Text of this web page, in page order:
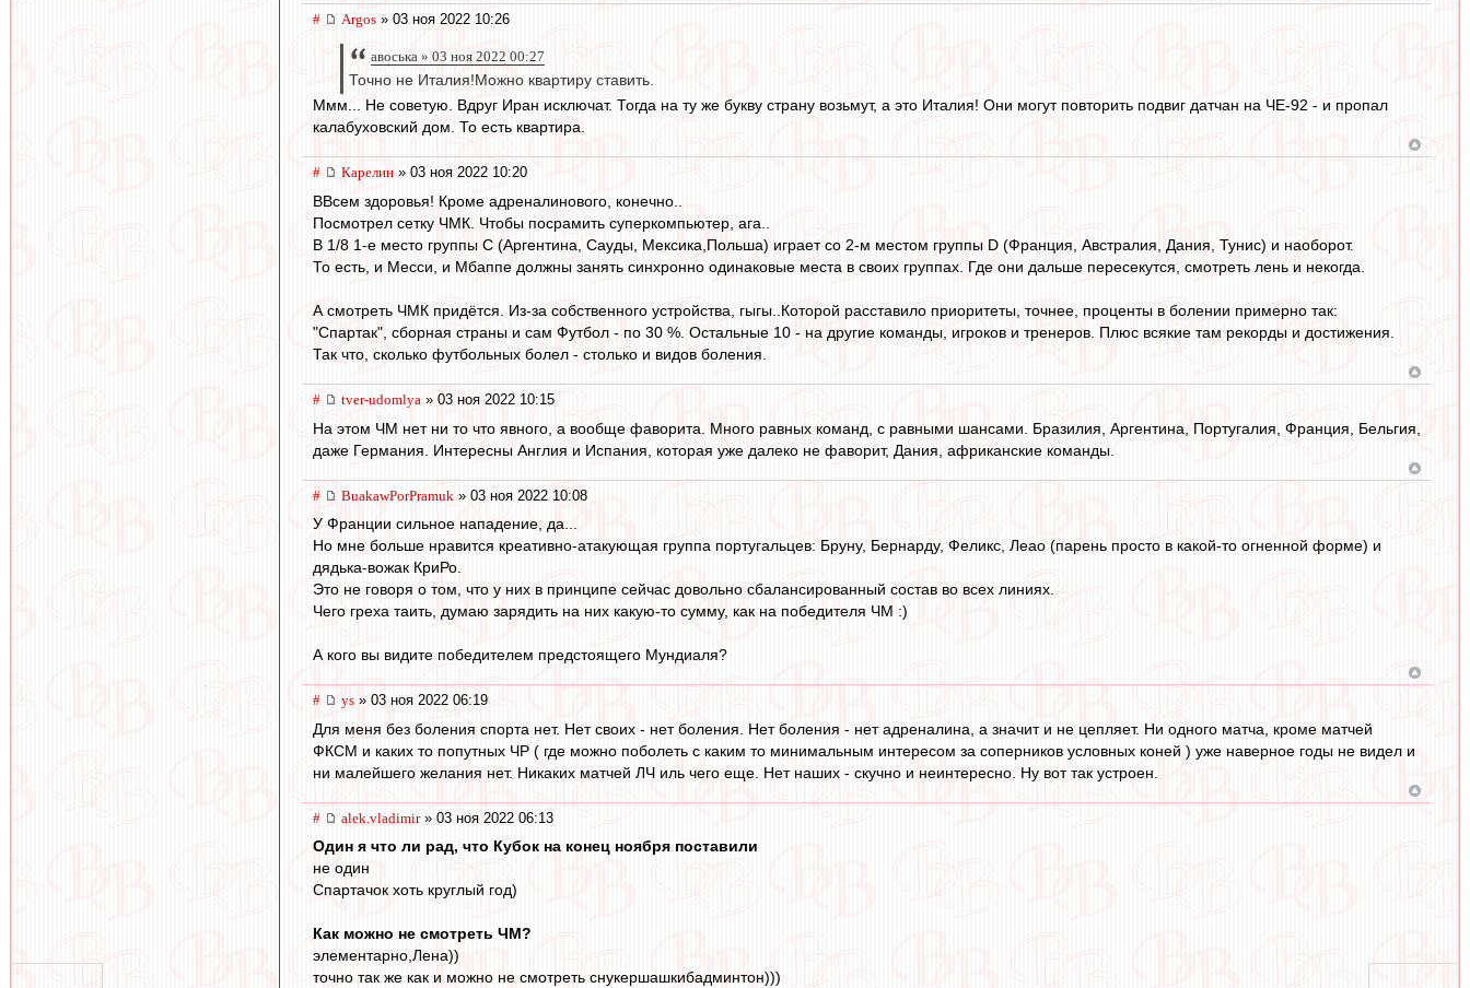
# Argos » 03 ноя 2022 10:26
авоська » 03 ноя 2022 00:27
Точно не Италия!Можно квартиру ставить.
Ммм... Не советую. Вдруг Иран исключат. Тогда на ту же букву страну возьмут, а это Италия! Они могут повторить подвиг датчан на ЧЕ-92 - и пропал
калабуховский дом. То есть квартира.
# Карелин » 03 ноя 2022 10:20
ВВсем здоровья! Кроме адреналинового, конечно..
Посмотрел сетку ЧМК. Чтобы посрамить суперкомпьютер, ага..
В 1/8 1-е место группы С (Аргентина, Сауды, Мексика,Польша) играет со 2-м местом группы D (Франция, Австралия, Дания, Тунис) и наоборот.
То есть, и Месси, и Мбаппе должны занять синхронно одинаковые места в своих группах. Где они дальше пересекутся, смотреть лень и некогда.
А смотреть ЧМК придётся. Из-за собственного устройства, гыгы..Которой расставило приоритеты, точнее, проценты в болении примерно так:
"Спартак", сборная страны и сам Футбол - по 30 %. Остальные 10 - на другие команды, игроков и тренеров. Плюс всякие там рекорды и достижения.
Так что, сколько футбольных болел - столько и видов боления.
# tver-udomlya » 03 ноя 2022 10:15
На этом ЧМ нет ни то что явного, а вообще фаворита. Много равных команд, с равными шансами. Бразилия, Аргентина, Португалия, Франция, Бельгия,
даже Германия. Интересны Англия и Испания, которая уже далеко не фаворит, Дания, африканские команды.
# BuakawPorPramuk » 03 ноя 2022 10:08
У Франции сильное нападение, да...
Но мне больше нравится креативно-атакующая группа португальцев: Бруну, Бернарду, Феликс, Леао (парень просто в какой-то огненной форме) и
дядька-вожак КриРо.
Это не говоря о том, что у них в принципе сейчас довольно сбалансированный состав во всех линиях.
Чего греха таить, думаю зарядить на них какую-то сумму, как на победителя ЧМ :)
А кого вы видите победителем предстоящего Мундиаля?
# ys » 03 ноя 2022 06:19
Для меня без боления спорта нет. Нет своих - нет боления. Нет боления - нет адреналина, а значит и не цепляет. Ни одного матча, кроме матчей
ФКСМ и каких то попутных ЧР ( где можно поболеть с каким то минимальным интересом за соперников условных коней ) уже наверное годы не видел и
ни малейшего желания нет. Никаких матчей ЛЧ иль чего еще. Нет наших - скучно и неинтересно. Ну вот так устроен.
# alek.vladimir» 03 ноя 2022 06:13
Один я что ли рад, что Кубок на конец ноября поставили
не один
Спартачок хоть круглый год)
Как можно не смотреть ЧМ?
элементарно,Лена))
точно так же как и можно не смотреть снукершашкибадминтон)))